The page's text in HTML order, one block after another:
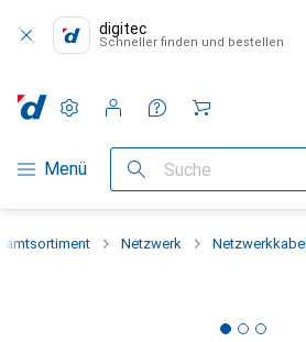
digitec
Schneller finden und bestellen
Navigation nach Kategorien
Menü Suche
Einstellungen
Kundenkonto
Vergleichslisten
Merklisten
Warenkorb
Netzwerk Netzwerkkabel